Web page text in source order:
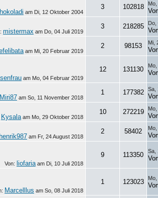
am Di, 12 Oktober 2004
3 102818
mistermax am Do, 04 Juli 2019
3 218285
am Mi, 20 Februar 2019
2 98153 Mi,
am Mo, 04 Februar 2019
12 131130
Miri87 am So, 11 November 2018
1 177382 Sa,
Kysala am Mo, 29 Oktober 2018
10 272219
henrik987 am Fr, 24 August 2018
2 58402
Von: liofaria am Di, 10 Juli 2018
9 113350 Sa,
Marcelllus am So, 08 Juli 2018
1 123023